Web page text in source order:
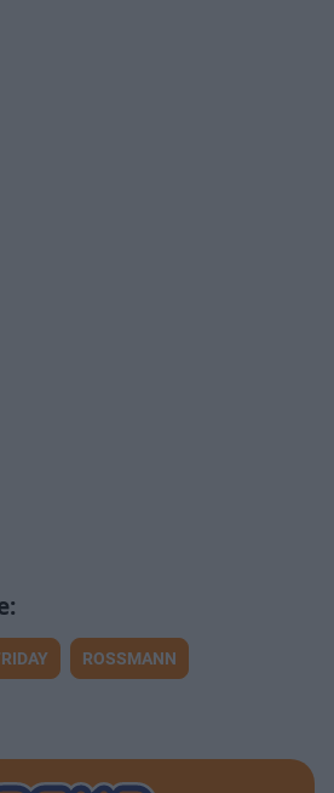
ROSSMANN